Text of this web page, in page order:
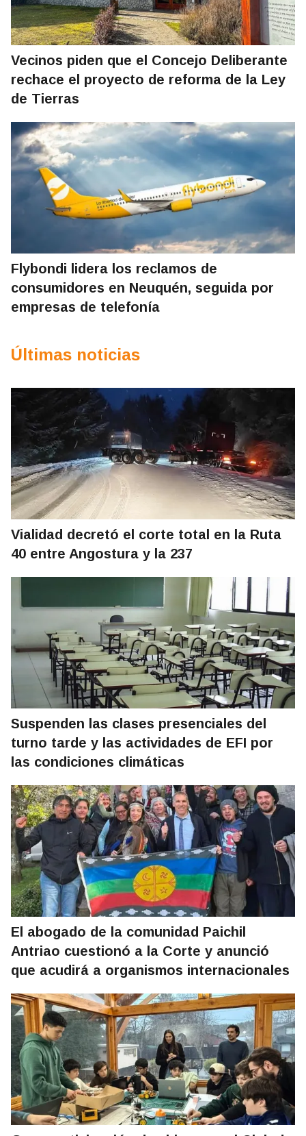
Vecinos piden que el Concejo Deliberante
rechace el proyecto de reforma de la Ley
de Tierras
Flybondi lidera los reclamos de
consumidores en Neuquén, seguida por
empresas de telefonía
Últimas noticias
Vialidad decretó el corte total en la Ruta
40 entre Angostura y la 237
Suspenden las clases presenciales del
turno tarde y las actividades de EFI por
las condiciones climáticas
El abogado de la comunidad Paichil
Antriao cuestionó a la Corte y anunció
que acudirá a organismos internacionales